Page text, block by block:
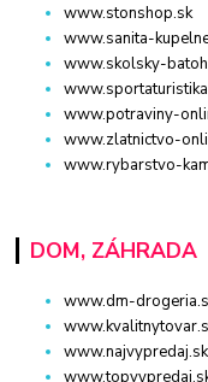
www.stonshop.sk
www.sanita-
www.skolsky-
www.potraviny-
www.zlatnictvo-
www.rybarstvo-
DOM, ZÁHRADA
www.dm-
www.najvypredaj.sk